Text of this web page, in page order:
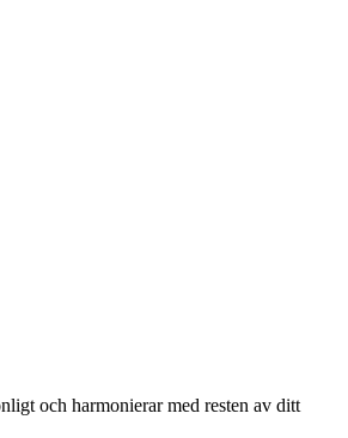
och harmonierar med resten av ditt